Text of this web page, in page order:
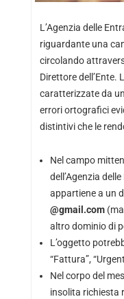
L’Agenzia delle
riguardante una
circolando
Direttore dell’Ente.
caratterizzate da
errori ortografici
distintivi che le
Nel campo
dell’Agenzia
appartiene a un
@gmail.com
altro dominio di
L’oggetto
“Fattura”,
Nel corpo del
insolita richiesta